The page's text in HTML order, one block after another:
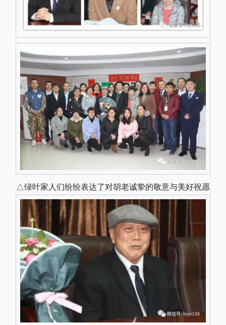
△绿叶家人们纷纷表达了对胡老诚挚的敬意与美好祝愿